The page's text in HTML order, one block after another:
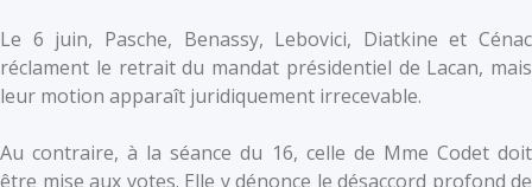
Le 6 juin, Pasche, Benassy, Lebovici, Diatkine et Cénac
réclament le retrait du mandat présidentiel de Lacan, mais
leur motion apparaît juridiquement irrecevable.
Au contraire, à la séance du 16, celle de Mme Codet doit
être mise aux votes. Elle y dénonce le désaccord profond de